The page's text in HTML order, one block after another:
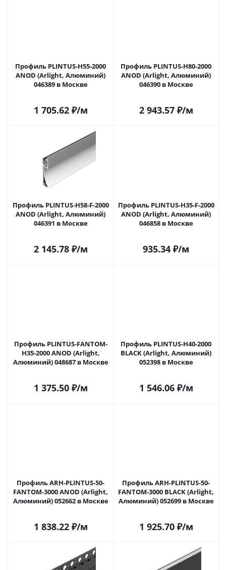
Профиль PLINTUS-H55-2000
ANOD (Arlight, Алюминий)
046389 в Москве
1 705.62₽/м
Профиль PLINTUS-H80-2000
ANOD (Arlight, Алюминий)
046390 в Москве
2 943.57₽/м
Профиль PLINTUS-H58-F-2000
ANOD (Arlight, Алюминий)
046391 в Москве
2 145.78₽/м
Профиль PLINTUS-H35-F-2000
ANOD (Arlight, Алюминий)
046858 в Москве
935.34 ₽/м
Профиль PLINTUS-FANTOM-
H35-2000 ANOD (Arlight,
Алюминий) 048687 в Москве
1 375.50₽/м
Профиль PLINTUS-H40-2000
BLACK (Arlight, Алюминий)
052398 в Москве
1 546.06₽/м
Профиль ARH-PLINTUS-50-
FANTOM-3000 ANOD (Arlight,
Алюминий) 052662 в Москве
1 838.22₽/м
Профиль ARH-PLINTUS-50-
FANTOM-3000 BLACK (Arlight,
Алюминий) 052699 в Москве
1 925.70₽/м